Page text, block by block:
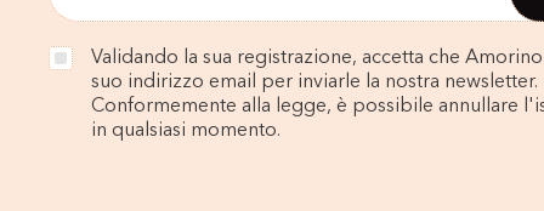
Validando la sua registrazione, accetta che Amorino
suo indirizzo email per inviarle la nostra newsletter.
Conformemente alla legge, è possibile annullare
in qualsiasi momento.